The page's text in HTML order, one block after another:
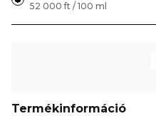
52 000 ft / 100 ml
Termékinformáció